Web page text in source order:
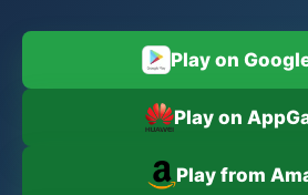
Play on
Play on
Play from